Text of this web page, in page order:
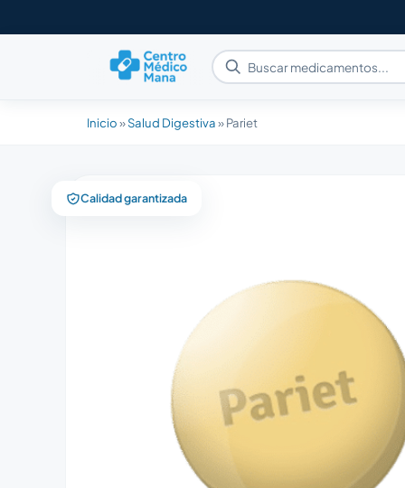
Inicio»Salud Digestiva»Pariet
Calidad garantizada